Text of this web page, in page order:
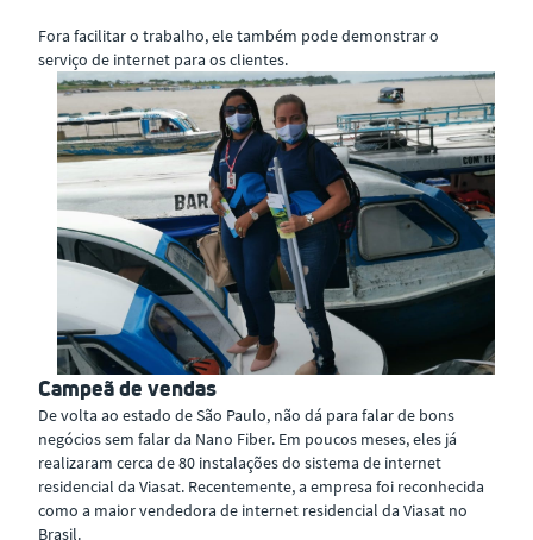
Fora facilitar o trabalho, ele também pode demonstrar o
serviço de internet para os clientes.
Campeã de vendas
De volta ao estado de São Paulo, não dá para falar de bons
negócios sem falar da Nano Fiber. Em poucos meses, eles já
realizaram cerca de 80 instalações do sistema de internet
residencial da Viasat. Recentemente, a empresa foi reconhecida
como a maior vendedora de internet residencial da Viasat no
Brasil.